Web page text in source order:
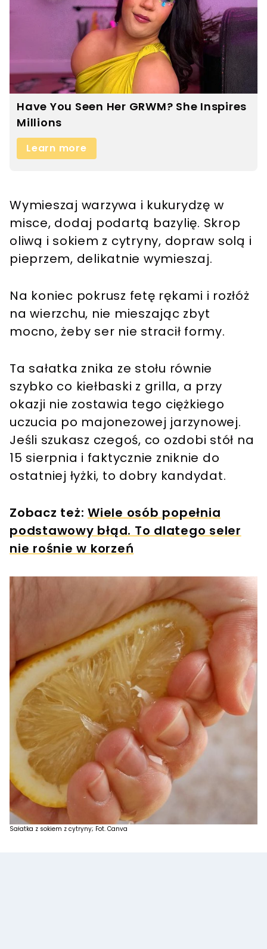
Wymieszaj warzywa i kukurydzę w
misce, dodaj podartą bazylię. Skrop
oliwą i sokiem z cytryny, dopraw solą i
pieprzem, delikatnie wymieszaj.
Na koniec pokrusz fetę rękami i rozłóż
na wierzchu, nie mieszając zbyt
mocno, żeby ser nie stracił formy.
Ta sałatka znika ze stołu równie
szybko co kiełbaski z grilla, a przy
okazji nie zostawia tego ciężkiego
uczucia po majonezowej jarzynowej.
Jeśli szukasz czegoś, co ozdobi stół na
15 sierpnia i faktycznie zniknie do
ostatniej łyżki, to dobry kandydat.
Zobacz też: Wiele osób popełnia
podstawowy błąd. To dlatego seler
nie rośnie w korzeń
Sałatka z sokiem z cytryny; Fot. Canva